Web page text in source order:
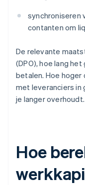
synchroniseren
contanten om
De relevante
(DPO), hoe lang
betalen. Hoe hoger
met leveranciers in
je langer overhoudt.
Hoe